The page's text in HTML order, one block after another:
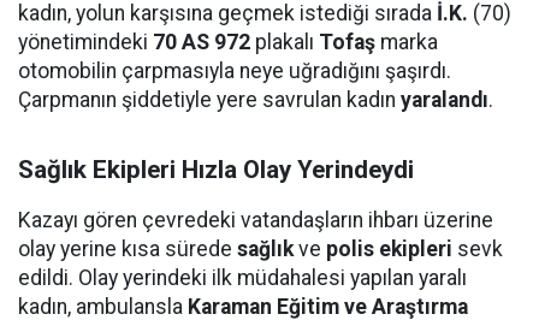
kadın, yolun karşısına geçmek istediği sırada İ.K. (70)
yönetimindeki 70 AS 972 plakalı Tofaş marka
otomobilin çarpmasıyla neye uğradığını şaşırdı.
Çarpmanın şiddetiyle yere savrulan kadın yaralandı.
Sağlık Ekipleri Hızla Olay Yerindeydi
Kazayı gören çevredeki vatandaşların ihbarı üzerine
olay yerine kısa sürede sağlıkve polis ekipleri sevk
edildi. Olay yerindeki ilk müdahalesi yapılan yaralı
kadın, ambulansla Karaman Eğitim ve Araştırma